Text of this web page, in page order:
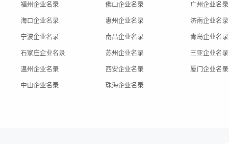
福州企业名录 佛山企业名录 广州企业名录
海口企业名录 惠州企业名录 济南企业名录
宁波企业名录 南昌企业名录 青岛企业名录
石家庄企业名录 苏州企业名录 三亚企业名录
温州企业名录 西安企业名录 厦门企业名录
中山企业名录 珠海企业名录